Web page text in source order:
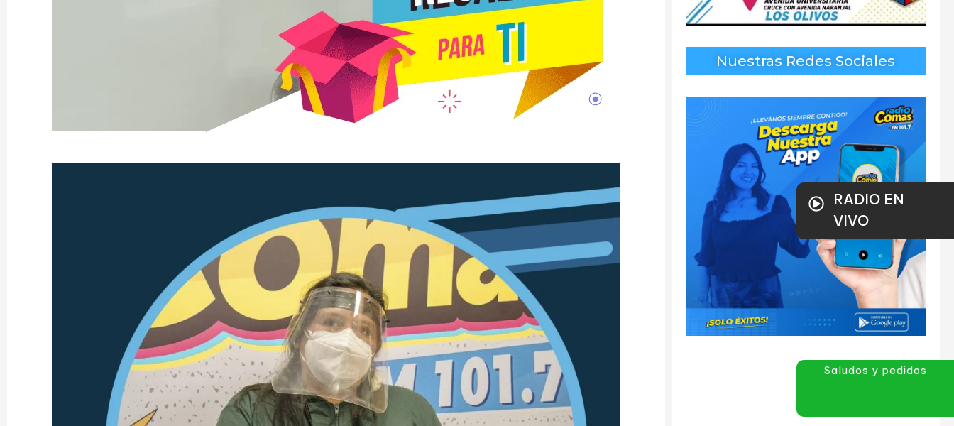
Nuestras Redes Sociales
RADIO EN
VIVO
Saludos y pedidos